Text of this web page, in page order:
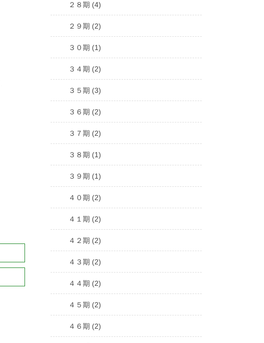
２８期 (4)
２９期 (2)
３０期 (1)
３４期 (2)
３５期 (3)
３６期 (2)
３７期 (2)
３８期 (1)
３９期 (1)
４０期 (2)
４１期 (2)
４２期 (2)
４３期 (2)
４４期 (2)
４５期 (2)
４６期 (2)